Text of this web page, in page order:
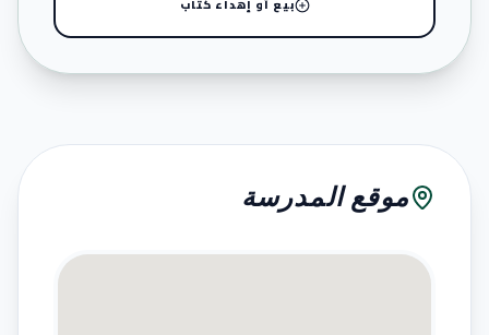
بيع أو إهداء كتاب
موقع المدرسة